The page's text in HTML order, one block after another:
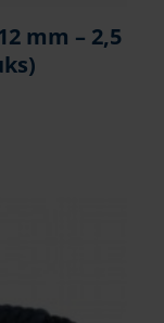
mm – 2,5